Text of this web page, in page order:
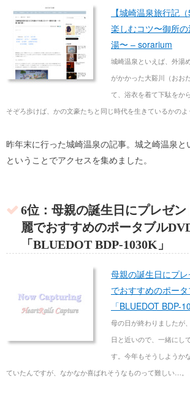
【城崎温泉旅行記
楽しむコツ〜御所
湯〜 – sorarium
城崎温泉といえば、外湯
がかかった大谿川（おお
て、浴衣を着て下駄をか
そぞろ歩けば、かの文豪たちと同じ時代を生きているかのよ
昨年末に行った城崎温泉の記事。城之崎温泉と
ということでアクセスを集めました。
6位：母親の誕生日にプレゼ
麗でおすすめのポータブル
「BLUEDOT BDP-1030K」
母親の誕生日にプ
でおすすめのポー
「BLUEDOT BDP-
母の日が終わりましたが
日と近いので、一緒にし
す。今年もそうしようか
ていたんですが、なかなか喜ばれそうなものって難しい…。